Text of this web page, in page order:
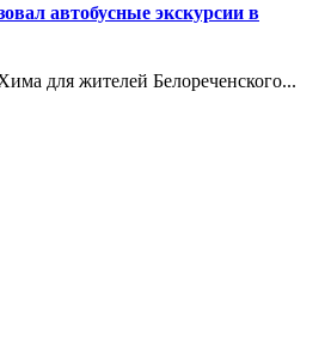
автобусные экскурсии в
для жителей Белореченского...